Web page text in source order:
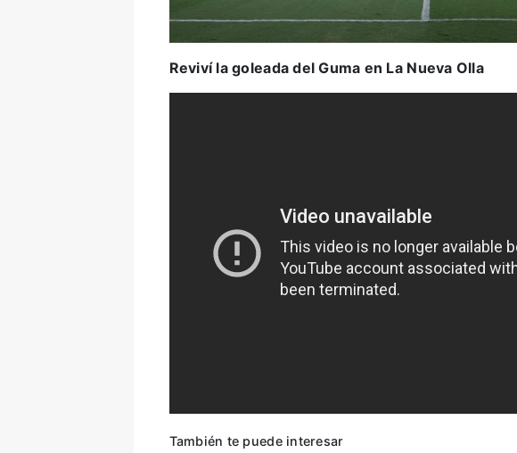
Reviví la goleada del Guma en La Nueva Olla
También te puede interesar